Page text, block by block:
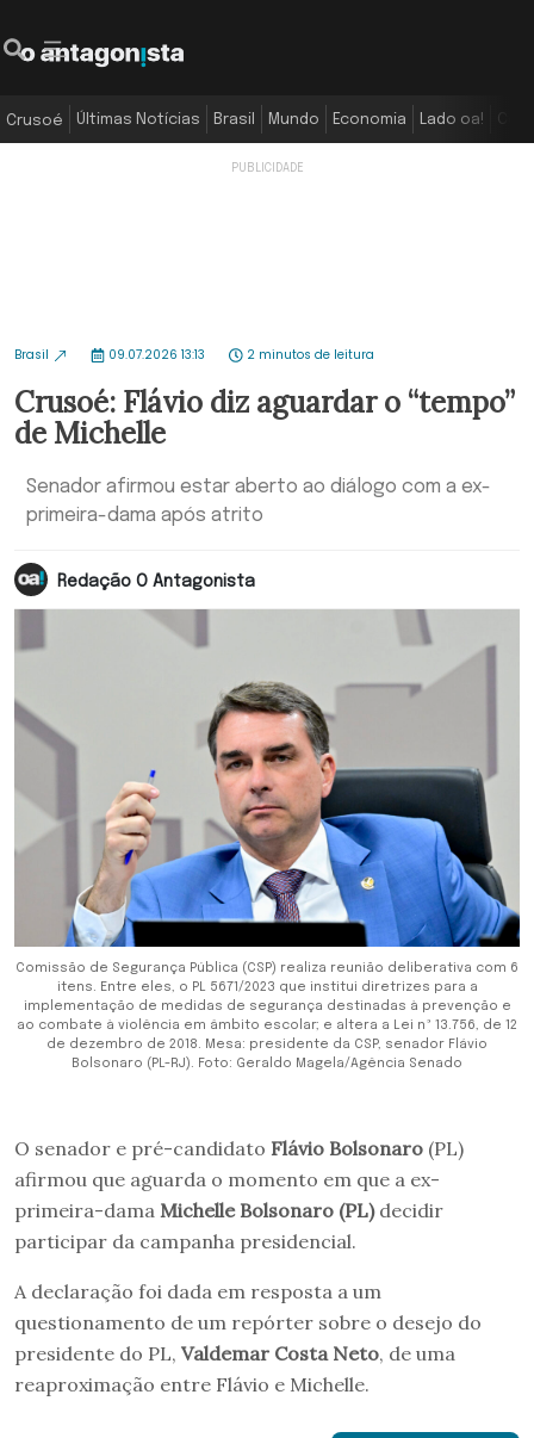
Crusoé Últimas Notícias Brasil Mundo Economia Lado oa!
Brasil 09.07.2026 13:13 2 minutos de leitura
Crusoé: Flávio diz aguardar o “tempo”
de Michelle
Senador afirmou estar aberto ao diálogo com a ex-
primeira-dama após atrito
Redação O Antagonista
Comissão de Segurança Pública (CSP) realiza reunião deliberativa com 6
itens. Entre eles, o PL 5671/2023 que institui diretrizes para a
implementação de medidas de segurança destinadas à prevenção e
ao combate à violência em âmbito escolar; e altera a Lei nº 13.756, de 12
de dezembro de 2018. Mesa: presidente da CSP, senador Flávio
Bolsonaro (PL-RJ). Foto: Geraldo Magela/Agência Senado
O senador e pré-candidato Flávio Bolsonaro (PL)
afirmou que aguarda o momento em que a ex-
primeira-dama Michelle Bolsonaro (PL)decidir
participar da campanha presidencial.
A declaração foi dada em resposta a um
questionamento de um repórter sobre o desejo do
presidente do PL, Valdemar Costa Neto, de uma
reaproximação entre Flávio e Michelle.